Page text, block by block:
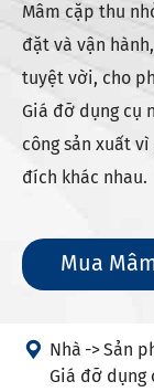
Mâm cặp thu
đặt và vận
tuyệt vời, cho
Giá đỡ dụng cụ
công sản xuất
đích khác nhau.
Mua
 Nhà Sản
Giá đỡ dụng